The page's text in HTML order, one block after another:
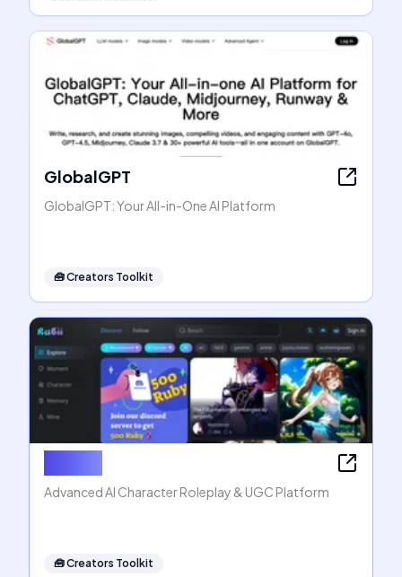
GlobalGPT
GlobalGPT: Your All-in-One AI Platform
🧰Creators Toolkit
Advanced AI Character Roleplay & UGC Platform
🧰Creators Toolkit